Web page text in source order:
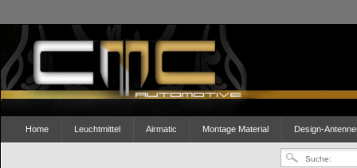
Home Leuchtmittel Airmatic Montage Material Design-